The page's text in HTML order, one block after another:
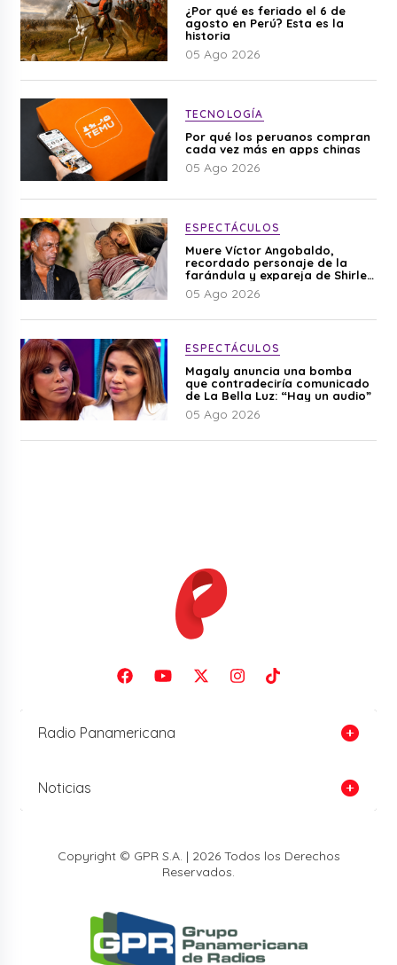
¿Por qué es feriado el 6 de
agosto en Perú? Esta es la
historia
05 Ago 2026
TECNOLOGÍA
Por qué los peruanos compran
cada vez más en apps chinas
05 Ago 2026
ESPECTÁCULOS
Muere Víctor Angobaldo,
recordado personaje de la
farándula y expareja de Shirley
Cherres
05 Ago 2026
ESPECTÁCULOS
Magaly anuncia una bomba
que contradeciría comunicado
de La Bella Luz: “Hay un audio”
05 Ago 2026
Radio Panamericana
Noticias
Copyright © GPR S.A. | 2026 Todos los Derechos
Reservados.